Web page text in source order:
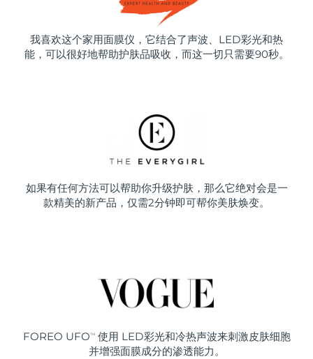
我喜欢这个家用面膜仪，它结合了声波、LED彩光和热
能，可以很好地帮助护肤品吸收，而这一切只需要90秒。
如果有任何方法可以帮助你升级护肤，那么它绝对会是一
款精美的新产品，仅需2分钟即可帮你美肤焕变。
FOREO UFO TM使用 LED彩光和冷热声波来刺激皮肤细胞
并增强面膜成分的渗透能力。